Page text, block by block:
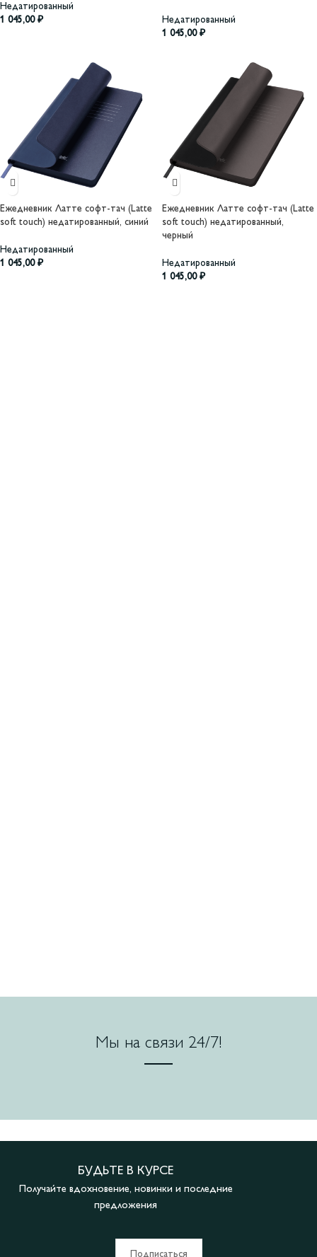
Недатированный
1 045,00 ₽
Недатированный
1 045,00 ₽
Ежедневник Латте софт-тач (Latte
soft touch) недатированный, синий
Недатированный
1 045,00 ₽
Ежедневник Латте софт-тач (Latte
soft touch) недатированный,
черный
Недатированный
1 045,00 ₽
Мы на связи 24/7!
БУДЬТЕ В КУРСЕ
Получайте вдохновение, новинки и последние
предложения
Подписаться